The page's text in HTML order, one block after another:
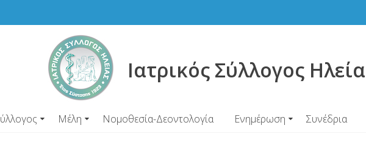
Ιατρικός Σύλλογος
Μέλη Νομοθεσία-Δεοντολογία Ενημέρωση Συνέδρια